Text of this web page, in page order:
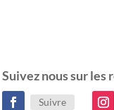
Suivez nous sur les
Suivre